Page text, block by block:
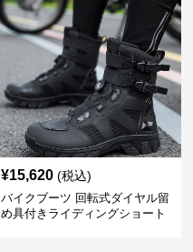
¥15,620 (税込)
バイクブーツ 回転式ダイヤル留
め具付きライディングショート